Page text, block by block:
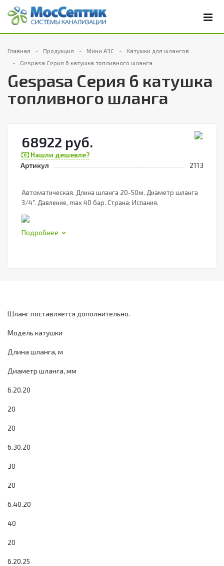
Главная Продукция Мини АЗС
Катушки для шлангов
Gespasa Серия 6 катушка топливного шланга
Gespasa Серия 6 катушка
топливного шланга
68922 руб.
Нашли дешевле?
Артикул
2113
Автоматическая. Длина шланга 20-50м. Диаметр шланга
3/4". Давление, max 40 бар. Страна: Испания.
Подробнее
Шланг поставляется дополнительно.
Модель катушки
Длина шланга, м
Диаметр шланга, мм
6.20.20
20
20
6.30.20
30
20
6.40.20
40
20
6.20.25